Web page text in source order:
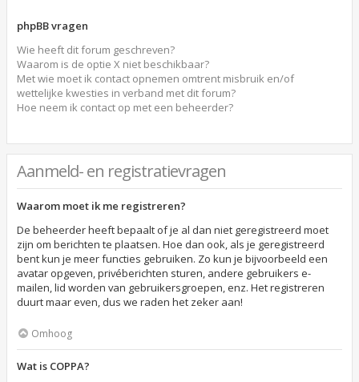
phpBB vragen
Wie heeft dit forum geschreven?
Waarom is de optie X niet beschikbaar?
Met wie moet ik contact opnemen omtrent misbruik en/of
wettelijke kwesties in verband met dit forum?
Hoe neem ik contact op met een beheerder?
Aanmeld- en registratievragen
Waarom moet ik me registreren?
De beheerder heeft bepaalt of je al dan niet geregistreerd moet
zijn om berichten te plaatsen. Hoe dan ook, als je geregistreerd
bent kun je meer functies gebruiken. Zo kun je bijvoorbeeld een
avatar opgeven, privéberichten sturen, andere gebruikers e-
mailen, lid worden van gebruikersgroepen, enz. Het registreren
duurt maar even, dus we raden het zeker aan!
Omhoog
Wat is COPPA?